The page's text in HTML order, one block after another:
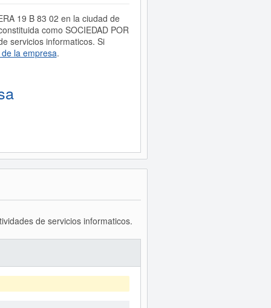
19 B 83 02 en la ciudad de
como SOCIEDAD POR
servicios informaticos. Si
la empresa.
de servicios informaticos.